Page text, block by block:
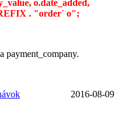
o.date_added,
. "order` o";
payment_company.
2016-08-09